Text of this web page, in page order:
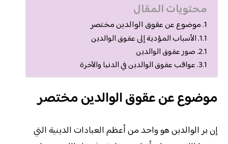
محتويات المقال
موضوع عن عقوق الوالدين مختصر
الأسباب المؤدية إلى عقوق الوالدين
صور عقوق الوالدين
عواقب عقوق الوالدين في الدنيا والآخرة
موضوع عن عقوق الوالدين مختصر
إن بر الوالدين هو واحد من أعظم العبادات الدينية التي